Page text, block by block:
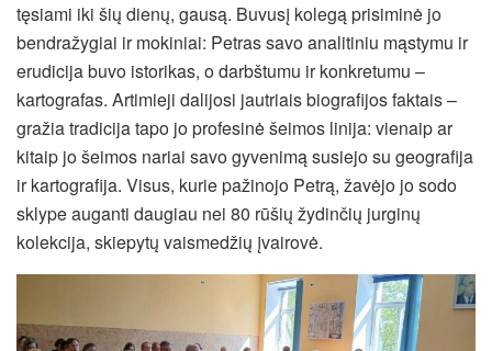
tęsiami iki šių dienų, gausą. Buvusį kolegą prisiminė jo
bendražygiai ir mokiniai: Petras savo analitiniu mąstymu ir
erudicija buvo istorikas, o darbštumu ir konkretumu –
kartografas. Artimieji dalijosi jautriais biografijos faktais –
gražia tradicija tapo jo profesinė šeimos linija: vienaip ar
kitaip jo šeimos nariai savo gyvenimą susiejo su geografija
ir kartografija. Visus, kurie pažinojo Petrą, žavėjo jo sodo
sklype auganti daugiau nei 80 rūšių žydinčių jurginų
kolekcija, skiepytų vaismedžių įvairovė.